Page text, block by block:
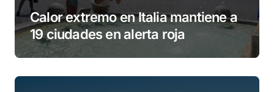
Calor extremo en Italia mantiene a
19 ciudades en alerta roja